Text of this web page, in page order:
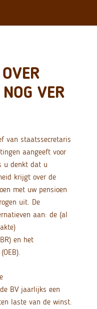
VER
van staatssecretaris
aangeeft voor
u denkt dat u
krijgt over de
met uw pensioen
uit. De
aan: de (al
en het
BV jaarlijks een
laste van de winst.